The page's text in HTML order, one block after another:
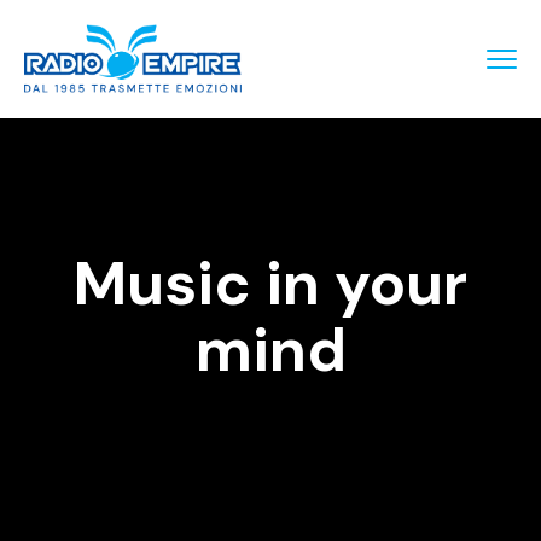
Music in your
mind